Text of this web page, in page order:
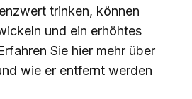
trinken, können
und ein erhöhtes
Sie hier mehr über
wie er entfernt werden